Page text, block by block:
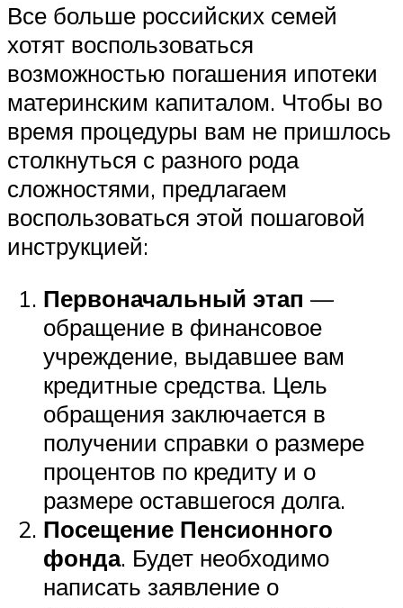
Все больше российских семей
хотят воспользоваться
возможностью погашения ипотеки
материнским капиталом. Чтобы во
время процедуры вам не пришлось
столкнуться с разного рода
сложностями, предлагаем
воспользоваться этой пошаговой
инструкцией:
Первоначальный этап —
обращение в финансовое
учреждение, выдавшее вам
кредитные средства. Цель
обращения заключается в
получении справки о размере
процентов по кредиту и о
размере оставшегося долга.
Посещение Пенсионного
фонда. Будет необходимо
написать заявление о